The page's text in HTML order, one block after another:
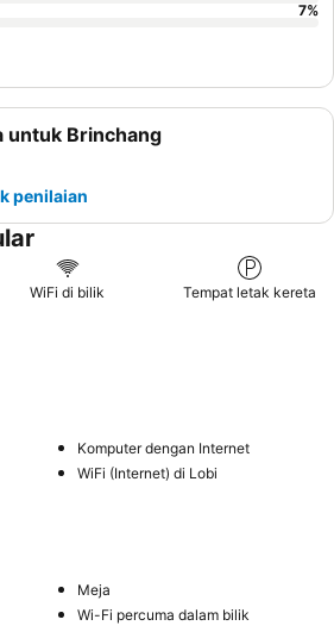
untuk Brinchang
penilaian
7%
WiFi di bilik Tempat letak kereta
Komputer dengan Internet
WiFi (Internet) di Lobi
Meja
Wi-Fi percuma dalam bilik